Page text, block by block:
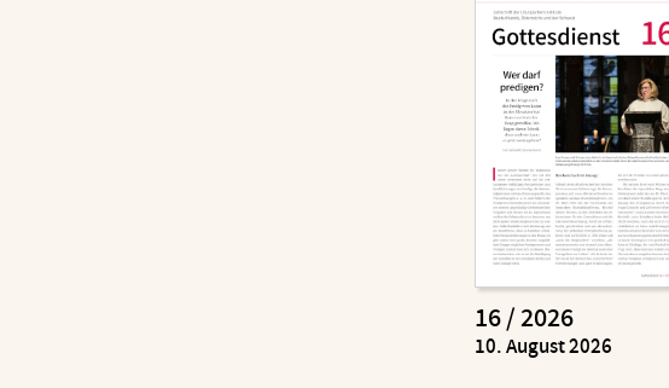
16 / 2026
:
10. August 2026